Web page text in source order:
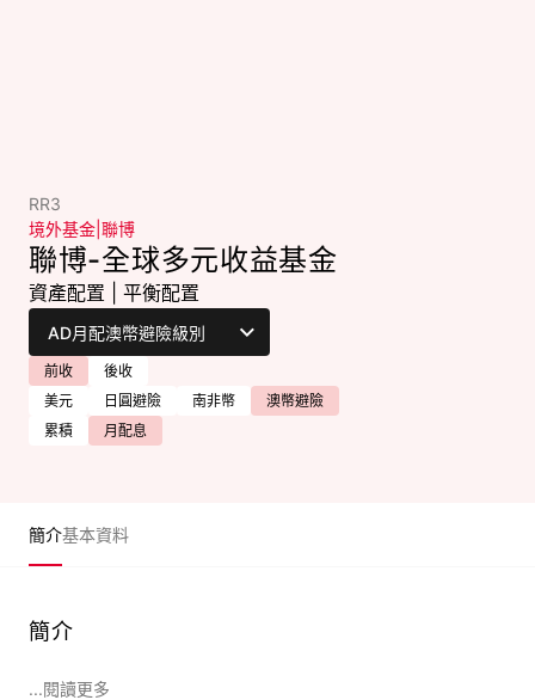
RR3
境外基金 聯博
聯博-全球多元收益基金
資產配置 平衡配置
前收
後收
美元
日圓避險 南非幣
澳幣避險
累積
月配息
簡介基本資料
簡介
...閱讀更多